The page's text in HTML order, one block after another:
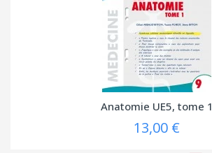
Anatomie UE5, tome 1
13,00 €